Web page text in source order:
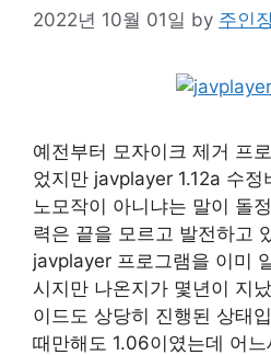
2022년 10월 01일 by 주인
예전부터 모자이크 제거 프
었지만 javplayer 1.12a 수
노모작이 아니냐는 말이 돌
력은 끝을 모르고 발전하고
javplayer 프로그램을 이미
시지만 나온지가 몇년이 지
이드도 상당히 진행된 상태
때만해도 1.06이였는데 어